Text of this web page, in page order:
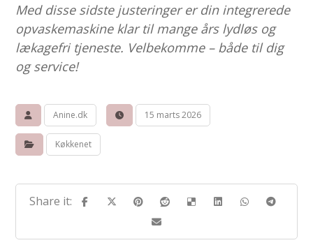
Med disse sidste justeringer er din integrerede
opvaskemaskine klar til mange års lydløs og
lækagefri tjeneste. Velbekomme – både til dig
og service!
Anine.dk 15 marts 2026
Køkkenet